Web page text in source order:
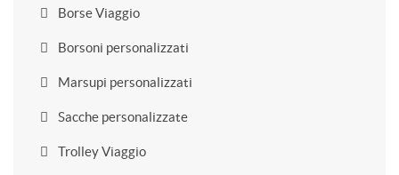
Borse Viaggio
Borsoni personalizzati
Marsupi personalizzati
Sacche personalizzate
Trolley Viaggio